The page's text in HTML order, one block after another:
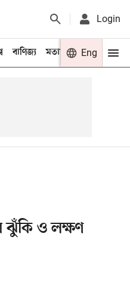
Login
বাণিজ্য মতামত খেলা
Eng
ঝুঁকি ও লক্ষণ